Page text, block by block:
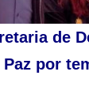
de
por